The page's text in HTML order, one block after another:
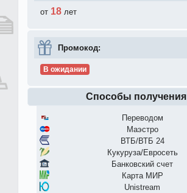
от 18 лет
Промокод:
В ожидании
Способы получения
Переводом
Маэстро
ВТБ/ВТБ 24
Кукуруза/Евросеть
Банковский счет
Карта МИР
Unistream